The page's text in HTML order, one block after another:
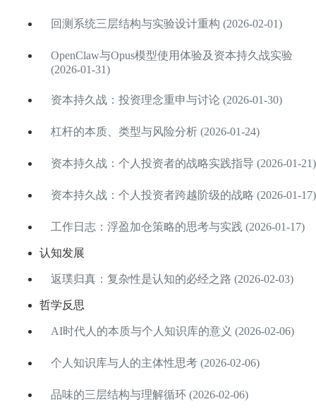
回测系统三层结构与实验设计重构 (2026-02-01)
OpenClaw与Opus模型使用体验及资本持久战实验
(2026-01-31)
资本持久战：投资理念重申与讨论 (2026-01-30)
杠杆的本质、类型与风险分析 (2026-01-24)
资本持久战：个人投资者的战略实践指导 (2026-01-21)
资本持久战：个人投资者跨越阶级的战略 (2026-01-17)
工作日志：浮盈加仓策略的思考与实践 (2026-01-17)
认知发展
返璞归真：复杂性是认知的必经之路 (2026-02-03)
哲学反思
AI时代人的本质与个人知识库的意义 (2026-02-06)
个人知识库与人的主体性思考 (2026-02-06)
品味的三层结构与理解循环 (2026-02-06)